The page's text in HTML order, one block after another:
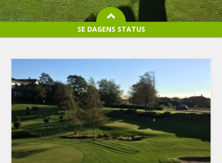
SE DAGENS STATUS
18-hullsbanen:
9-hullsbanen:
ÅPEN
Simulatorsenter:
ÅPEN
i
Booking leksjoner:
ÅPEN
Booking instruksjon:
ÅPEN
Proshop/kafé:
ÅPEN
i
Administrasjon/kontor:
ÅPEN
i
Driving range:
ÅPEN